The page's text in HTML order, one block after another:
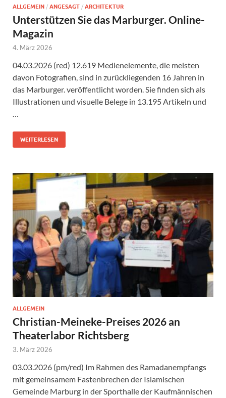
ALLGEMEIN / ANGESAGT / ARCHITEKTUR
Unterstützen Sie das Marburger. Online-
Magazin
4. März 2026
04.03.2026 (red) 12.619 Medienelemente, die meisten
davon Fotografien, sind in zurückliegenden 16 Jahren in
das Marburger. veröffentlicht worden. Sie finden sich als
Illustrationen und visuelle Belege in 13.195 Artikeln und
WEITERLESEN
ALLGEMEIN
Christian-Meineke-Preises 2026 an
Theaterlabor Richtsberg
3. März 2026
03.03.2026 (pm/red) Im Rahmen des Ramadanempfangs
mit gemeinsamem Fastenbrechen der Islamischen
Gemeinde Marburg in der Sporthalle der Kaufmännischen